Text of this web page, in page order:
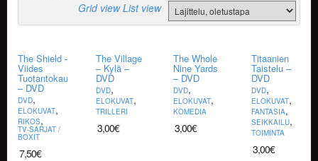
Grid view List view
The Shield –
Viides
Tuotantokausi
– DVD
DVD,
ELOKUVAT,
RIKOS,
TV-SARJAT /
BOXIT
7,50€
The Village
– Kylä –
DVD
DVD,
ELOKUVAT,
TRILLERI
3,00€
The Whole
Nine Yards
– DVD
DVD,
ELOKUVAT,
KOMEDIA
3,00€
Titaanien
Taistelu –
DVD
DVD,
ELOKUVAT,
FANTASIA,
SEIKKAILU,
TOIMINTA
3,00€